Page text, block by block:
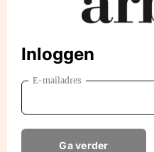
Inloggen
E-mailadres
Ga verder